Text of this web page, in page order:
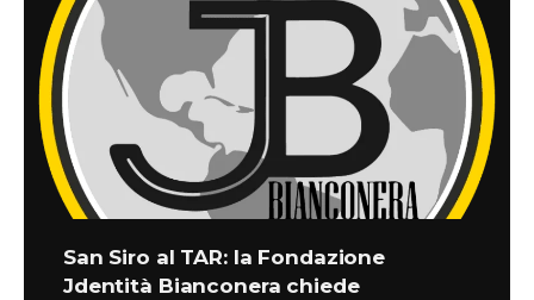
San Siro al TAR: la Fondazione
Jdentità Bianconera chiede